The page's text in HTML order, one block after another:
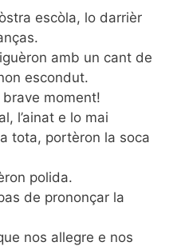
escòla, lo darrièr
amb un cant de
escondut.
brave moment!
l’ainat e lo mai
tota, portèron la soca
polida.
de prononçar la
nos allegre e nos